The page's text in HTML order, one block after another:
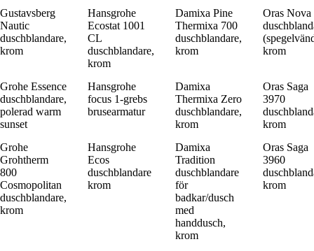
Gustavsberg
Nautic
duschblandare,
krom
Hansgrohe
Ecostat 1001
CL
duschblandare,
krom
Damixa Pine
Thermixa 700
duschblandare,
krom
Oras Nova
krom
Grohe Essence
duschblandare,
polerad warm
sunset
Hansgrohe
focus 1-grebs
brusearmatur
Damixa
Thermixa Zero
duschblandare,
krom
Oras Saga
3970
krom
Grohe
Grohtherm
800
Cosmopolitan
duschblandare,
krom
Hansgrohe
Ecos
duschblandare
krom
Damixa
Tradition
duschblandare
för
badkar/dusch
med
handdusch,
krom
Oras Saga
3960
krom